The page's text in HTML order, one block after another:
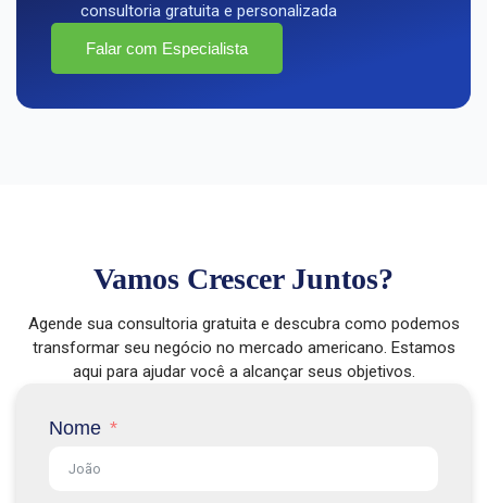
consultoria gratuita e personalizada
Falar com Especialista
Vamos Crescer Juntos?
Agende sua consultoria gratuita e descubra como podemos
transformar seu negócio no mercado americano. Estamos
aqui para ajudar você a alcançar seus objetivos.
Nome